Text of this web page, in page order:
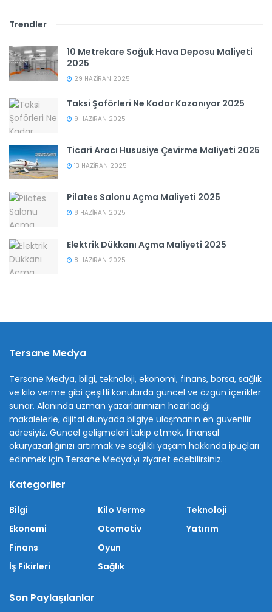
Trendler
10 Metrekare Soğuk Hava Deposu Maliyeti
2025
29 HAZIRAN 2025
Taksi Şoförleri Ne Kadar Kazanıyor 2025
9 HAZIRAN 2025
Ticari Aracı Hususiye Çevirme Maliyeti 2025
13 HAZIRAN 2025
Pilates Salonu Açma Maliyeti 2025
8 HAZIRAN 2025
Elektrik Dükkanı Açma Maliyeti 2025
8 HAZIRAN 2025
Tersane Medya
Tersane Medya, bilgi, teknoloji, ekonomi, finans, borsa, sağlık
ve kilo verme gibi çeşitli konularda güncel ve özgün içerikler
sunar. Alanında uzman yazarlarımızın hazırladığı
makalelerle, dijital dünyada bilgiye ulaşmanın en güvenilir
adresiyiz. Güncel gelişmeleri takip etmek, finansal
okuryazarlığınızı artırmak ve sağlıklı yaşam hakkında ipuçları
edinmek için Tersane Medya'yı ziyaret edebilirsiniz.
Kategoriler
Bilgi
Ekonomi
Finans
İş Fikirleri
Kilo Verme
Otomotiv
Oyun
Sağlık
Teknoloji
Yatırım
Son Paylaşılanlar